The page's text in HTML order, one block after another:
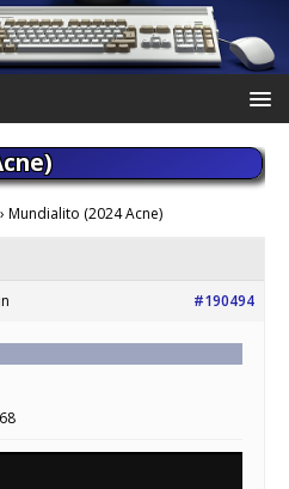
› Mundialito (2024 Acne)
#190494